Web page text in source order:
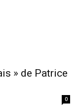
» de Patrice
0